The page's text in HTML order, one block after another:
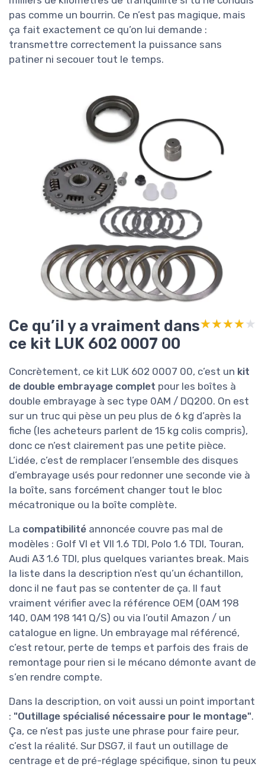
pas comme un bourrin. Ce n’est pas magique, mais
ça fait exactement ce qu’on lui demande :
transmettre correctement la puissance sans
patiner ni secouer tout le temps.
Ce qu’il y a vraiment dans
ce kit LUK 602 0007 00
★★★★★
★★★★★
Concrètement, ce kit LUK 602 0007 00, c’est un kit
de double embrayage complet pour les boîtes à
double embrayage à sec type 0AM / DQ200. On est
sur un truc qui pèse un peu plus de 6 kg d’après la
fiche (les acheteurs parlent de 15 kg colis compris),
donc ce n’est clairement pas une petite pièce.
L’idée, c’est de remplacer l’ensemble des disques
d’embrayage usés pour redonner une seconde vie à
la boîte, sans forcément changer tout le bloc
mécatronique ou la boîte complète.
La compatibilité annoncée couvre pas mal de
modèles : Golf VI et VII 1.6 TDI, Polo 1.6 TDI, Touran,
Audi A3 1.6 TDI, plus quelques variantes break. Mais
la liste dans la description n’est qu’un échantillon,
donc il ne faut pas se contenter de ça. Il faut
vraiment vérifier avec la référence OEM (0AM 198
140, 0AM 198 141 Q/S) ou via l’outil Amazon / un
catalogue en ligne. Un embrayage mal référencé,
c’est retour, perte de temps et parfois des frais de
remontage pour rien si le mécano démonte avant de
s’en rendre compte.
Dans la description, on voit aussi un point important
: "Outillage spécialisé nécessaire pour le montage".
Ça, ce n’est pas juste une phrase pour faire peur,
c’est la réalité. Sur DSG7, il faut un outillage de
centrage et de pré-réglage spécifique, sinon tu peux